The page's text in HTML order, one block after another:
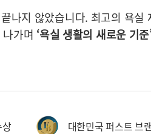
나지 않았습니다. 최고의 욕
가며 ‘욕실 생활의 새로운 기준
대한민국 퍼스트 브